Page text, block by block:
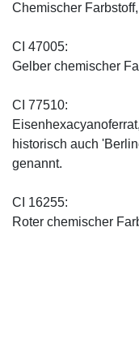
Chemischer
CI 47005:
Gelber chemischer
CI 77510:
historisch auch
genannt.
CI 16255:
Roter chemischer